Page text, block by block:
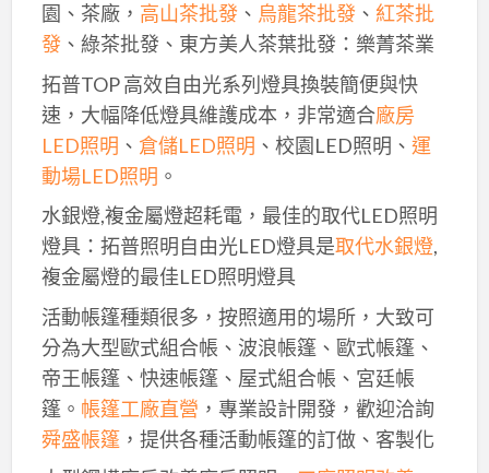
園、茶廠， 高山茶批發、 烏龍茶批發、 紅茶批
發、綠茶批發、東方美人茶葉批發：樂菁茶業
拓普TOP 高效自由光系列燈具換裝簡便與快
速，大幅降低燈具維護成本，非常適合廠房
LED照明 、 倉儲LED照明 、校園LED照明、 運
動場LED照明 。
水銀燈,複金屬燈超耗電，最佳的取代LED照明
燈具：拓普照明自由光LED燈具是取代水銀燈,
複金屬燈的最佳LED照明燈具
活動帳篷種類很多，按照適用的場所，大致可
分為大型歐式組合帳、波浪帳篷、歐式帳篷、
帝王帳篷、快速帳篷、屋式組合帳、宮廷帳
篷。 帳篷工廠直營 ，專業設計開發，歡迎洽詢
舜盛帳篷，提供各種活動帳篷的訂做、客製化